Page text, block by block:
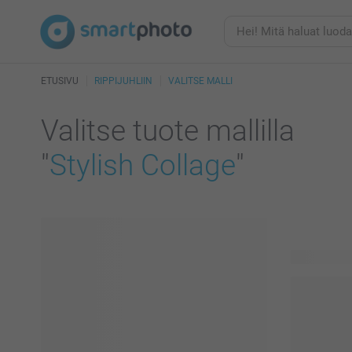
ETUSIVU RIPPIJUHLIIN VALITSE MALLI
Valitse tuote mallilla
"Stylish Collage"